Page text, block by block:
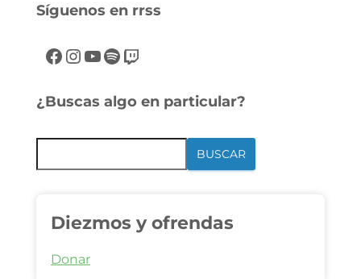
Síguenos en rrss
¿Buscas algo en particular?
BUSCAR
Diezmos y ofrendas
Donar